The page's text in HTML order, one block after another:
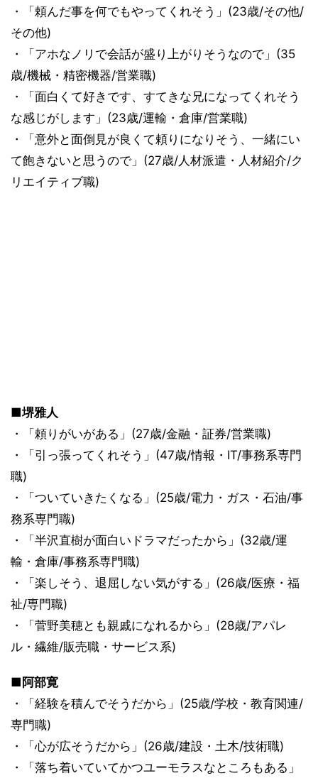
・「頼んだ事を何でもやってくれそう」(23歳/その他/
その他)
・「アホなノリで会話が盛り上がりそうなので」(35
歳/機械・精密機器/営業職)
・「面白くて好きです、すてきな兄になってくれそう
な感じがします」(23歳/運輸・倉庫/営業職)
・「意外と面倒見が良くて頼りになりそう、一緒にい
て飽きないと思うので」(27歳/人材派遣・人材紹介/ク
リエイティブ職)
■堺雅人
・「頼りがいがある」(27歳/金融・証券/営業職)
・「引っ張ってくれそう」(47歳/情報・IT/事務系専門
職)
・「ついていきたくなる」(25歳/電力・ガス・石油/事
務系専門職)
・「半沢直樹が面白いドラマだったから」(32歳/運
輸・倉庫/事務系専門職)
・「楽しそう、退屈しない気がする」(26歳/医療・福
祉/専門職)
・「菅野美穂とも親戚になれるから」(28歳/アパレ
ル・繊維/販売職・サービス系)
■阿部寛
・「経験を積んでそうだから」(25歳/学校・教育関連/
専門職)
・「心が広そうだから」(26歳/建設・土木/技術職)
・「落ち着いていてかつユーモラスなところもある」